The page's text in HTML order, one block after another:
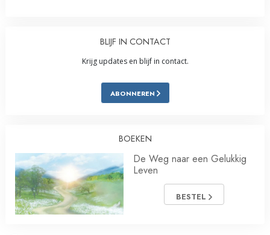
BLIJF IN CONTACT
Krijg updates en blijf in contact.
ABONNEREN
BOEKEN
De Weg naar een Gelukkig
Leven
BESTEL